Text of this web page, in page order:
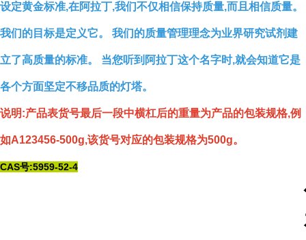
设定黄金标准,在阿拉丁,我们不仅相信保持质量,而且相信质量。
我们的目标是定义它。 我们的质量管理理念为业界研究试剂建
立了高质量的标准。 当您听到阿拉丁这个名字时,就会知道它是
各个方面坚定不移品质的灯塔。
说明:产品表货号最后一段中横杠后的重量为产品的包装规格,例
如A123456-500g,该货号对应的包装规格为500g。
CAS号:5959-52-4